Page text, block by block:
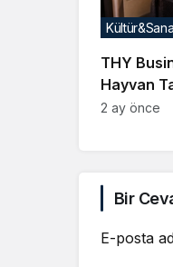
THY
Hayvan
Yeniden
2 ay önce
Bir
E-posta